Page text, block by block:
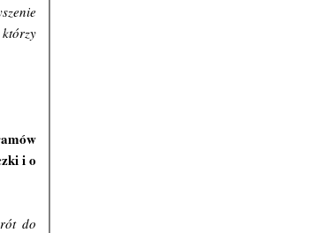
którzy
i o
do